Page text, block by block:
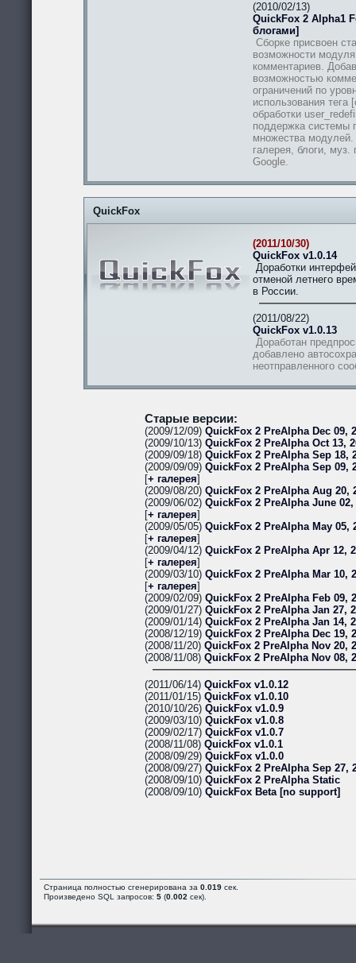
(2010/02/13)
QuickFox 2 Alpha1
блогами]
Сборке присвоен
возможности
комментариев.
возможностью
ограничений по
использования тега
обработки
поддержка системы
множества
галерея, блоги, муз.
Google.
QuickFox
(2011/10/30)
QuickFox v1.0.14
Доработки
отменой летнего
в России.
(2011/08/22)
QuickFox v1.0.13
Доработан
добавлено
неотправленного
Старые версии:
(2009/12/09) QuickFox 2 PreAlpha Dec 09,
(2009/10/13) QuickFox 2 PreAlpha Oct 13,
(2009/09/18) QuickFox 2 PreAlpha Sep 18,
(2009/09/09) QuickFox 2 PreAlpha Sep 09,
[+ галерея]
(2009/08/20) QuickFox 2 PreAlpha Aug 20,
(2009/06/02) QuickFox 2 PreAlpha June 02,
[+ галерея]
(2009/05/05) QuickFox 2 PreAlpha May 05,
[+ галерея]
(2009/04/12) QuickFox 2 PreAlpha Apr 12,
[+ галерея]
(2009/03/10) QuickFox 2 PreAlpha Mar 10,
[+ галерея]
(2009/02/09) QuickFox 2 PreAlpha Feb 09,
(2009/01/27) QuickFox 2 PreAlpha Jan 27,
(2009/01/14) QuickFox 2 PreAlpha Jan 14,
(2008/12/19) QuickFox 2 PreAlpha Dec 19,
(2008/11/20) QuickFox 2 PreAlpha Nov 20,
(2008/11/08) QuickFox 2 PreAlpha Nov 08,
(2011/06/14) QuickFox v1.0.12
(2011/01/15) QuickFox v1.0.10
(2010/10/26) QuickFox v1.0.9
(2009/03/10) QuickFox v1.0.8
(2009/02/17) QuickFox v1.0.7
(2008/11/08) QuickFox v1.0.1
(2008/09/29) QuickFox v1.0.0
(2008/09/27) QuickFox 2 PreAlpha Sep 27,
(2008/09/10) QuickFox 2 PreAlpha Static
(2008/09/10) QuickFox Beta [no support]
Страница полностью сгенерирована за 0.019 сек.
Произведено SQL запросов: 5 (0.002 сек).